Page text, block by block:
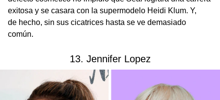
exitosa y se casara con la supermodelo Heidi Klum. Y,
de hecho, sin sus cicatrices hasta se ve demasiado
común.
13. Jennifer Lopez